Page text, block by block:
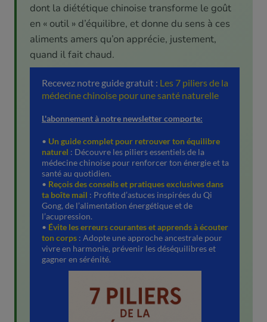
dont la diététique chinoise transforme le goût
en « outil » d’équilibre, et donne du sens à ces
aliments amers qu’on apprécie, justement,
quand il fait chaud.